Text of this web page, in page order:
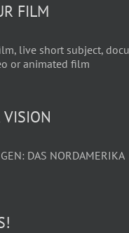
FILM
live short subject,
or animated film
VISION
DAS NORDAMERIKA